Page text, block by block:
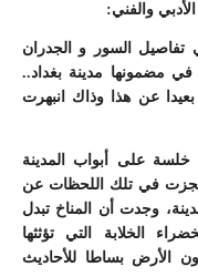
والفني:
تفاصيل السور و الجدران
مضمونها مدينة بغداد..
بعيدا عن هذا وذاك انبهرت
على أبواب المدينة
في تلك اللحظات عن
وجدت أن المناخ تبدل
الخلابة التي تؤثثها
الأرض بساطا للأحاديث